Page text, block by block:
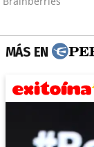
MÁS EN